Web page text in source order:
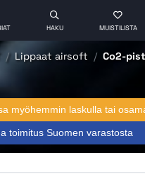
HAKU MUISTILISTA
Lippaat airsoft
Co2-
myöhemmin laskulla tai
toimitus Suomen varastosta